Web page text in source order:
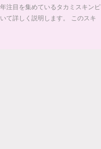
注目を集めているタカミスキンピ
て詳しく説明します。 このスキ